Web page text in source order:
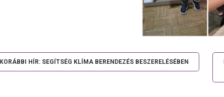
KORÁBBI HÍR: SEGÍTSÉG KLÍMA BERENDEZÉS BESZERELÉSÉBEN